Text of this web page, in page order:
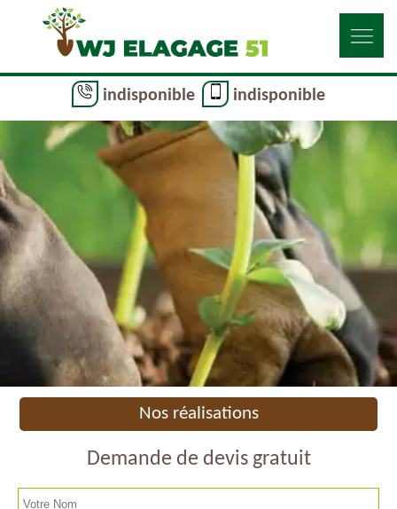
indisponible indisponible
Nos réalisations
Demande de devis gratuit